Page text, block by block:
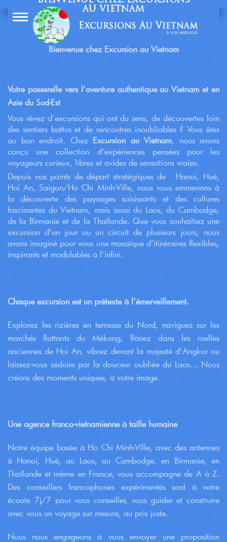
AU VIETNAM
Bienvenue chez Excursion au Vietnam
Votre passerelle vers l’aventure authentique au Vietnam et en
Asie du Sud-Est
Vous rêvez d’excursions qui ont du sens, de découvertes loin
des sentiers battus et de rencontres inoubliables ? Vous êtes
au bon endroit. Chez Excursion au Vietnam, nous avons
conçu une collection d’expériences pensées pour les
voyageurs curieux, libres et avides de sensations vraies.
Depuis nos points de départ stratégiques de Hanoi, Hué,
Hoi An, Saigon/Ho Chi Minh-Ville, nous vous emmenons à
la découverte des paysages saisissants et des cultures
fascinantes du Vietnam, mais aussi du Laos, du Cambodge,
de la Birmanie et de la Thaïlande. Que vous souhaitiez une
excursion d’un jour ou un circuit de plusieurs jours, nous
avons imaginé pour vous une mosaïque d’itinéraires flexibles,
inspirants et modulables à l’infini.
Chaque excursion est un prétexte à l’émerveillement.
Explorez les rizières en terrasse du Nord, naviguez sur les
marchés flottants du Mékong, flânez dans les ruelles
anciennes de Hoi An, vibrez devant la majesté d’Angkor ou
laissez-vous séduire par la douceur oubliée du Laos… Nous
créons des moments uniques, à votre image.
Une agence franco-vietnamienne à taille humaine
Notre équipe basée à Ho Chi Minh-Ville, avec des antennes
à Hanoi, Hué, au Laos, au Cambodge, en Birmanie, en
Thaïlande et même en France, vous accompagne de A à Z.
Des conseillers francophones expérimentés sont à votre
écoute 7j/7 pour vous conseiller, vous guider et construire
avec vous un voyage sur mesure, au prix juste.
Nous nous engageons à vous envoyer une proposition